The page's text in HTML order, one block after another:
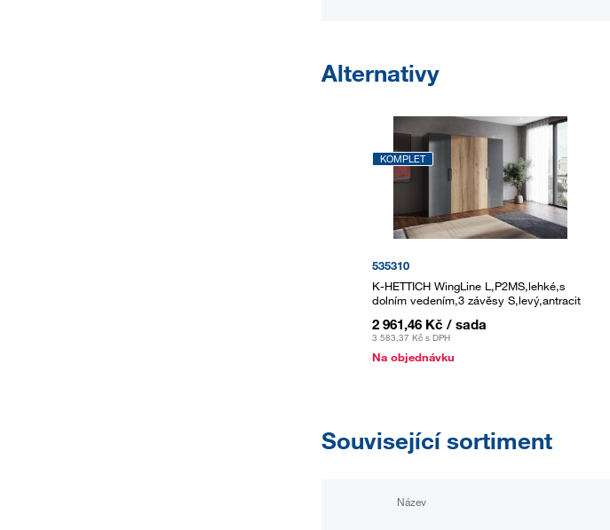
Alternativy
KOMPLET
535310
K-HETTICH WingLine L,P2MS,lehké,s
dolním vedením,3 závěsy S,levý,antracit
2 961,46 Kč / sada
3 583,37 Kč s DPH
Na objednávku
Související sortiment
Název